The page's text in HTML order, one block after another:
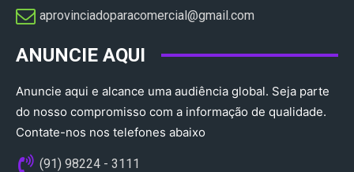
aprovinciadoparacomercial@gmail.com​
ANUNCIE AQUI
Anuncie aqui e alcance uma audiência global. Seja parte
do nosso compromisso com a informação de qualidade.
Contate-nos nos telefones abaixo
(91) 98224 - 3111